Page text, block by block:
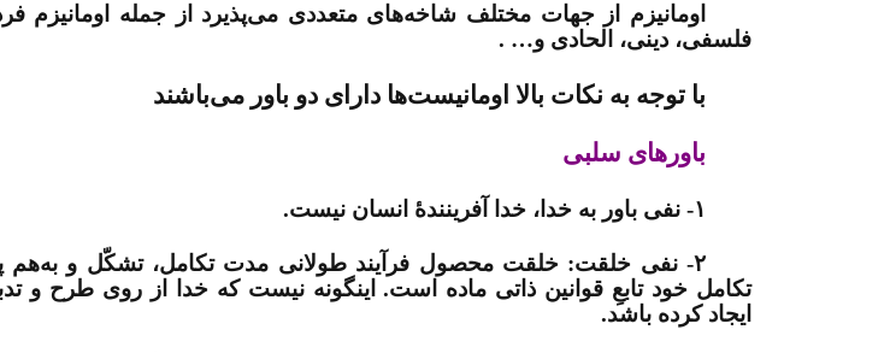
اومانیزم از جهات مختلف شاخه‌های متعددی می‌پذیرد از جمله اومانیزم
فلسفی، دینی، الحادی و… .
با توجه به نکات بالا اومانیست‌­ها دارای دو باور می­‌باشند
باورهای سلبی
۱- نفی باور به خد ا، خدا آفرینندۀ انسان نیست.
۲-
نفی خلقت: خلقت محصول فرآیند طولانی مدت تکامل، تشکّل و به‏‌هم
تکامل خود تابعِ قوانین ذاتی ماده است. این‏گونه نیست که خدا از روی طرح و
ایجاد کرده باشد.